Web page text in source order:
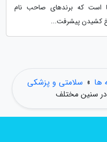
است که برندهای صاحب نام
کشیدن پیشرفت...
ها » سلامتی و پزشکی
سنین مختلف